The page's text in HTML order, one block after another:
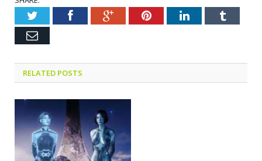
TwitterFacebookGoogle+PinterestLinkedInTumblr
Email
RELATED POSTS